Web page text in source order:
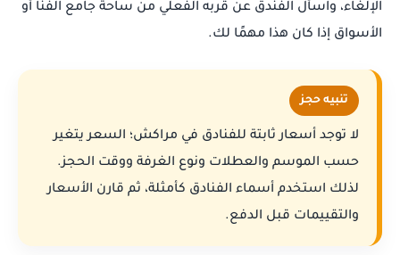
الإلغاء، واسأل الفندق عن قربه الفعلي من ساحة جامع الفنا أو
الأسواق إذا كان هذا مهمًا لك.
تنبيه حجز
لا توجد أسعار ثابتة للفنادق في مراكش؛ السعر يتغير
حسب الموسم والعطلات ونوع الغرفة ووقت الحجز.
لذلك استخدم أسماء الفنادق كأمثلة، ثم قارن الأسعار
والتقييمات قبل الدفع.